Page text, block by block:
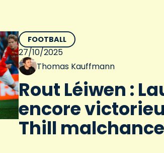
FOOTBALL
27/10/2025
Thomas Kauffmann
Rout Léiwen :
encore
Thill